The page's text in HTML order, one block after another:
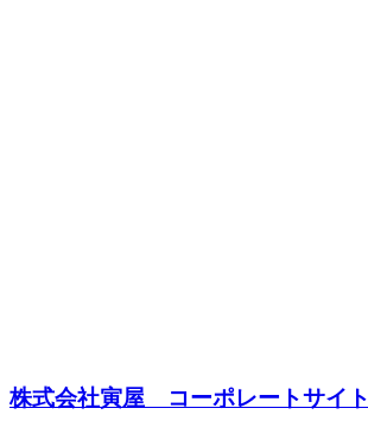
株式会社寅屋 コーポレートサイト